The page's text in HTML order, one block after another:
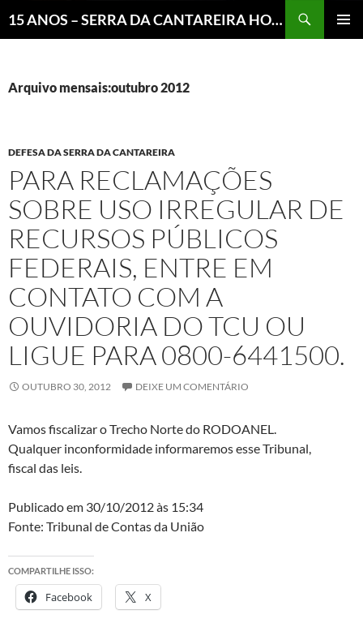
15 ANOS – SERRA DA CANTAREIRA HOJE E COTIDIANO DO BRASIL E DO MUNDO
Arquivo mensais:outubro 2012
DEFESA DA SERRA DA CANTAREIRA
PARA RECLAMAÇÕES
SOBRE USO IRREGULAR DE
RECURSOS PÚBLICOS
FEDERAIS, ENTRE EM
CONTATO COM A
OUVIDORIA DO TCU OU
LIGUE PARA 0800-6441500.
OUTUBRO 30, 2012 DEIXE UM COMENTÁRIO
Vamos fiscalizar o Trecho Norte do RODOANEL.
Qualquer inconformidade informaremos esse Tribunal,
fiscal das leis.
Publicado em 30/10/2012 às 15:34
Fonte: Tribunal de Contas da União
COMPARTILHE ISSO:
Facebook X